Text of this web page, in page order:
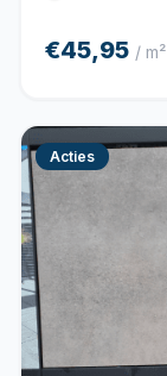
€45,95 / m²
Acties